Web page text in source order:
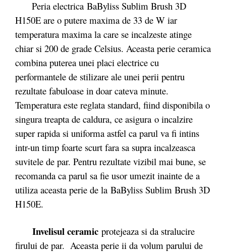
Peria electrica BaByliss Sublim Brush 3D
H150E are o putere maxima de 33 de W iar
temperatura maxima la care se incalzeste atinge
chiar si 200 de grade Celsius. Aceasta perie ceramica
combina puterea unei placi electrice cu
performantele de stilizare ale unei perii pentru
rezultate fabuloase in doar cateva minute.
Temperatura este reglata standard, fiind disponibila o
singura treapta de caldura, ce asigura o incalzire
super rapida si uniforma astfel ca parul va fi intins
intr-un timp foarte scurt fara sa supra incalzeasca
suvitele de par. Pentru rezultate vizibil mai bune, se
recomanda ca parul sa fie usor umezit inainte de a
utiliza aceasta perie de la BaByliss Sublim Brush 3D
H150E.
Invelisul ceramic protejeaza si da stralucire
firului de par. Aceasta perie ii da volum parului de